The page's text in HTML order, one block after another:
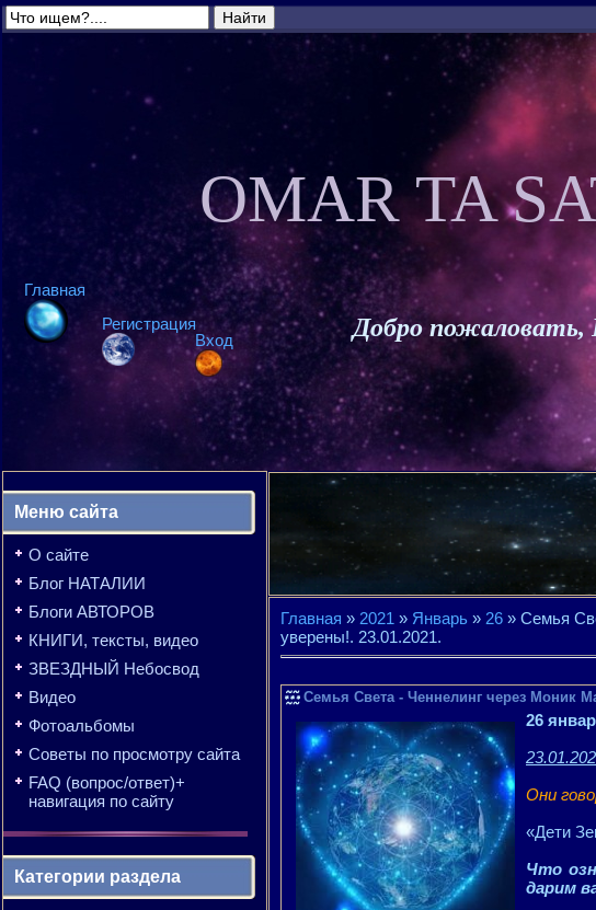
Главная
Регистрация
Вход
OMAR TA
Добро
Меню сайта
О сайте
Блог НАТАЛИИ
Блоги АВТОРОВ
КНИГИ, тексты, видео
ЗВЕЗДНЫЙ Небосвод
Видео
Фотоальбомы
Советы по просмотру сайта
FAQ (вопрос/ответ)+
навигация по сайту
Категории раздела
Главная » 2021 » Январь » 26 » Семья
уверены!. 23.01.2021.
Семья Света - Ченнелинг через Моник
26
Они
«Дети
Что
дарим